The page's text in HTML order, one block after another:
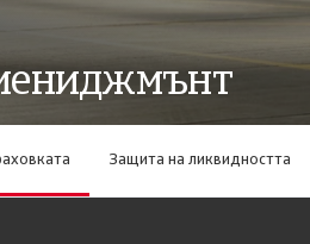
Защита на ликвидността